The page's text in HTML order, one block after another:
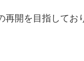
再開を目指してお